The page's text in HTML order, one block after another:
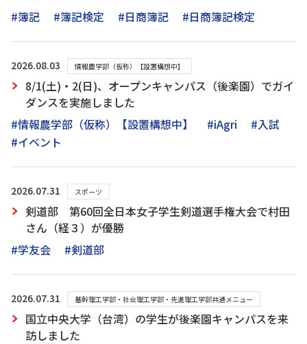
#簿記
#簿記検定 #日商簿記 #日商簿記検定
2026.08.03 情報農学部（仮称）【設置構想中】
8/1(土)・2(日)、オープンキャンパス（後楽園）でガイ
ダンスを実施しました
#情報農学部（仮称）【設置構想中】
#iAgri
#入試
#イベント
2026.07.31 スポーツ
剣道部 第60回全日本女子学生剣道選手権大会で村田
さん（経３）が優勝
#学友会
#剣道部
2026.07.31 基幹理工学部・社会理工学部・先進理工学部共通メニュー
国立中央大学（台湾）の学生が後楽園キャンパスを来
訪しました